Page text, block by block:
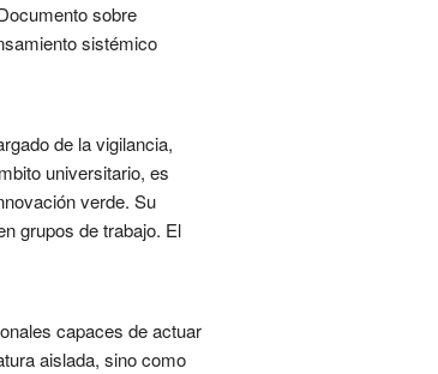
sobre
sistémico
de la vigilancia,
universitario, es
verde. Su
grupos de trabajo. El
capaces de actuar
aislada, sino como